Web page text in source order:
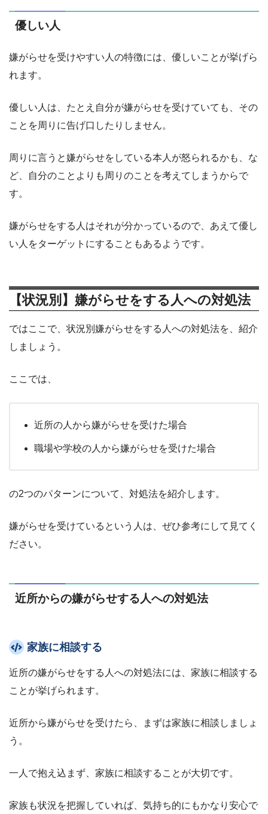
優しい人
嫌がらせを受けやすい人の特徴には、優しいことが挙げら
れます。
優しい人は、たとえ自分が嫌がらせを受けていても、その
ことを周りに告げ口したりしません。
周りに言うと嫌がらせをしている本人が怒られるかも、な
ど、自分のことよりも周りのことを考えてしまうからで
す。
嫌がらせをする人はそれが分かっているので、あえて優し
い人をターゲットにすることもあるようです。
【状況別】嫌がらせをする人への対処法
ではここで、状況別嫌がらせをする人への対処法を、紹介
しましょう。
ここでは、
近所の人から嫌がらせを受けた場合
職場や学校の人から嫌がらせを受けた場合
の2つのパターンについて、対処法を紹介します。
嫌がらせを受けているという人は、ぜひ参考にして見てく
ださい。
近所からの嫌がらせする人への対処法
家族に相談する
近所の嫌がらせをする人への対処法には、家族に相談する
ことが挙げられます。
近所から嫌がらせを受けたら、まずは家族に相談しましょ
う。
一人で抱え込まず、家族に相談することが大切です。
家族も状況を把握していれば、気持ち的にもかなり安心で